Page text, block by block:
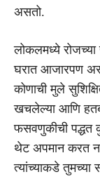
असतो.
लोकलमध्ये रोजच्या
घरात आजारपण
कोणाची मुले
खचलेल्या आणि
फसवणुकीची पद्धत
थेट अपमान करत
त्यांच्याकडे तुमच्या